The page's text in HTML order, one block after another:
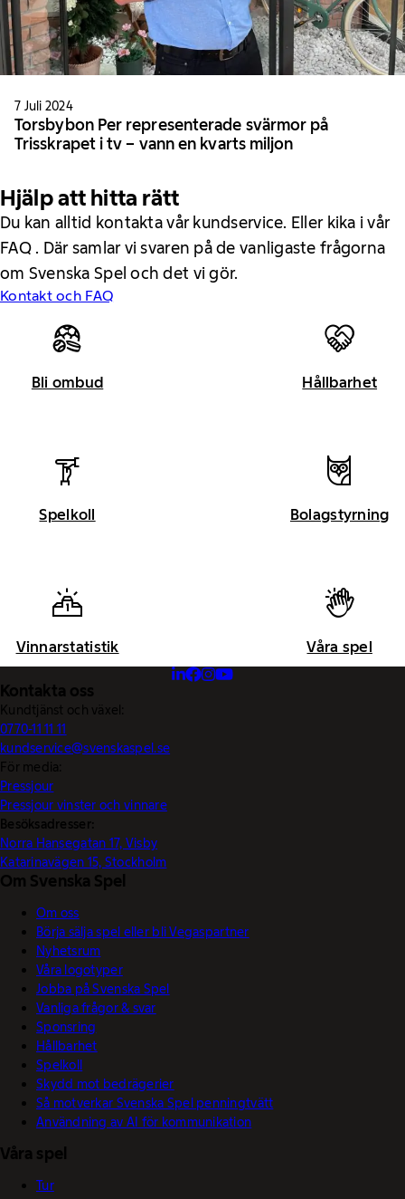
7 Juli 2024
Torsbybon Per representerade svärmor på
Trisskrapet i tv – vann en kvarts miljon
Hjälp att hitta rätt
Du kan alltid kontakta vår kundservice. Eller kika i vår
FAQ . Där samlar vi svaren på de vanligaste frågorna
om Svenska Spel och det vi gör.
Kontakt och FAQ
Bli ombud Hållbarhet
Spelkoll Bolagstyrning
Vinnarstatistik Våra spel
Kontakta oss
Kundtjänst och växel:
0770-11 11 11
kundservice@svenskaspel.se
För media:
Pressjour
Pressjour vinster och vinnare
Besöksadresser:
Norra Hansegatan 17, Visby
Katarinavägen 15, Stockholm
Om Svenska Spel
Om oss
Börja sälja spel eller bli Vegaspartner
Nyhetsrum
Våra logotyper
Jobba på Svenska Spel
Vanliga frågor & svar
Sponsring
Hållbarhet
Spelkoll
Skydd mot bedrägerier
Så motverkar Svenska Spel penningtvätt
Användning av AI för kommunikation
Våra spel
Tur